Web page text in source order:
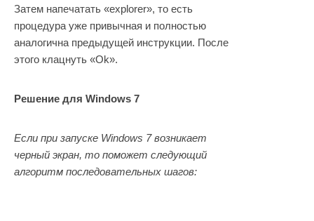
Затем напечатать «explorer», то есть
процедура уже привычная и полностью
аналогична предыдущей инструкции. После
этого клацнуть «Ok».
Решение для Windows 7
Если при запуске Windows 7 возникает
черный экран, то поможет следующий
алгоритм последовательных шагов: